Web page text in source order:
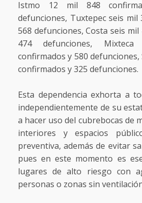
Istmo 12 mil 848
defunciones, Tuxtepec seis mil
568 defunciones, Costa seis
474 defunciones,
confirmados y 580
confirmados y 325 defunciones.
Esta dependencia exhorta a
independientemente de su
a hacer uso del cubrebocas de
interiores y espacios
preventiva, además de evitar
pues en este momento es
lugares de alto riesgo con
personas o zonas sin